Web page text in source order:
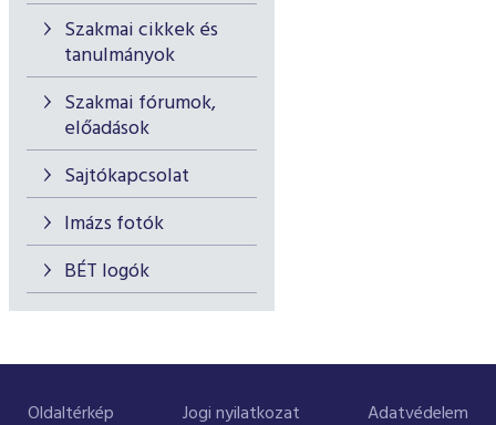
Szakmai cikkek és
tanulmányok
Szakmai fórumok,
előadások
Sajtókapcsolat
Imázs fotók
BÉT logók
Oldaltérkép Jogi nyilatkozat Adatvédelem